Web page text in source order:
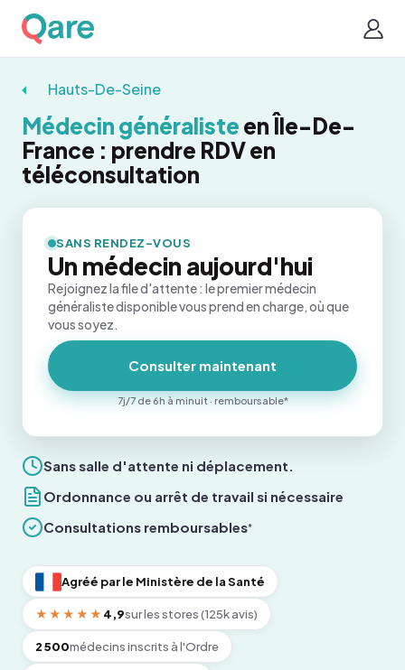
Hauts-De-Seine
Médecin généraliste en Île-De-
France : prendre RDV en
téléconsultation
Sans salle d'attente ni déplacement.
Ordonnance ou arrêt de travail si nécessaire
Consultations remboursables*
Agréé par le Ministère de la Santé
★★★★★ 4,9sur les stores (125k avis)
2 500médecins inscrits à l'Ordre
SANS RENDEZ-VOUS
Un médecin aujourd'hui
Rejoignez la file d'attente : le premier médecin
généraliste disponible vous prend en charge, où que
vous soyez.
Consulter maintenant
7j/7 de 6h à minuit · remboursable*